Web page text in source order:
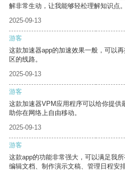
解非常生动，让我能够轻松理解知识点。
2025-09-13
游客
这款加速器app的加速效果一般，可以
区的线路。
2025-09-13
游客
这款加速器VPM应用程序可以给你提供
助你在网络上自由移动。
2025-09-13
游客
这款app的功能非常强大，可以满足我
编辑文档、制作演示文稿、管理日程安排